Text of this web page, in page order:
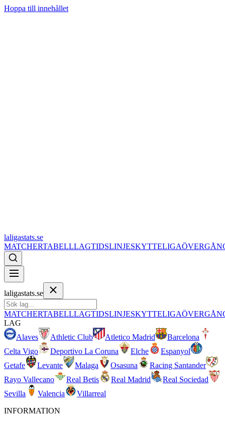
Hoppa till innehållet
laligastats.se
MATCHERTABELLLAGTIDSLINJESKYTTELIGA
laligastats.se
MATCHERTABELLLAGTIDSLINJESKYTTELIGA
LAG
Alaves
Athletic Club Atletico Madrid
Barcelona
Celta Vigo
Deportivo La Coruna Elche
Espanyol
Getafe
Levante Malaga Osasuna
Racing Santander
Rayo Vallecano
Real Betis Real Madrid
Real Sociedad
Sevilla
Valencia
Villarreal
INFORMATION